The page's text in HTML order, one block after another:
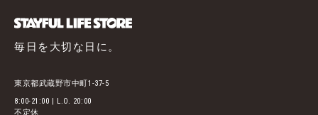
毎日を大切な日に。
東京都武蔵野市中町1-37-5
8:00-21:00 | L.O. 20:00
不定休